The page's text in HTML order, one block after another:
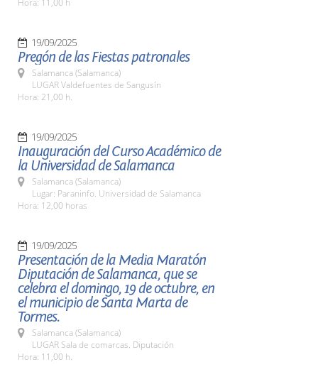
Hora: 11,00 h
19/09/2025
Pregón de las Fiestas patronales
Salamanca (Salamanca)
LUGAR Valdefuentes de Sangusín
Hora: 21,00 h.
19/09/2025
Inauguración del Curso Académico de
la Universidad de Salamanca
Salamanca (Salamanca)
Lugar: Paraninfo. Universidad de Salamanca
Hora: 12,00 horas
19/09/2025
Presentación de la Media Maratón
Diputación de Salamanca, que se
celebra el domingo, 19 de octubre, en
el municipio de Santa Marta de
Tormes.
Salamanca (Salamanca)
LUGAR Sala de comarcas. Diputación
Hora: 11,00 h.